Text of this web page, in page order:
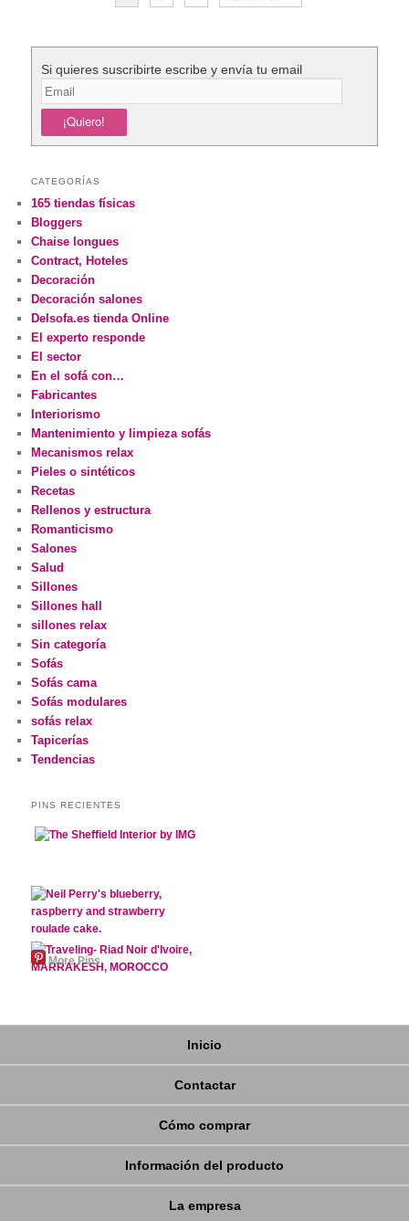
Si quieres suscribirte escribe y envía tu email
CATEGORÍAS
165 tiendas físicas
Bloggers
Chaise longues
Contract, Hoteles
Decoración
Decoración salones
Delsofa.es tienda Online
El experto responde
El sector
En el sofá con…
Fabricantes
Interiorismo
Mantenimiento y limpieza sofás
Mecanismos relax
Pieles o sintéticos
Recetas
Rellenos y estructura
Romanticismo
Salones
Salud
Sillones
Sillones hall
sillones relax
Sin categoría
Sofás
Sofás cama
Sofás modulares
sofás relax
Tapicerías
Tendencias
PINS RECIENTES
More Pins
Inicio
Contactar
Cómo comprar
Información del producto
La empresa